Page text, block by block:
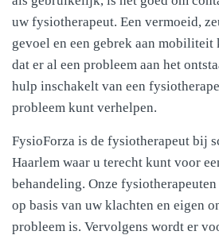
uw fysiotherapeut. Een vermoeid,
gevoel en een gebrek aan
dat er al een probleem aan het
hulp inschakelt van een
probleem kunt verhelpen.
FysioForza is de fysiotherapeut bij
Haarlem waar u terecht kunt voor
behandeling. Onze
op basis van uw klachten en eigen
probleem is. Vervolgens wordt er